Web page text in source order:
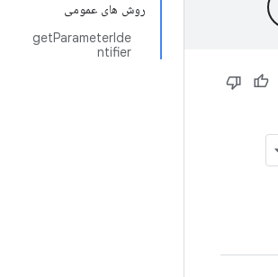
روش های عمومی
getParameterIde
ntifier